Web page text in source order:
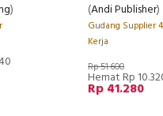
)
(Andi Publisher)
Gudang Supplier
Kerja
Rp 51.600
Hemat Rp
Rp 41.280